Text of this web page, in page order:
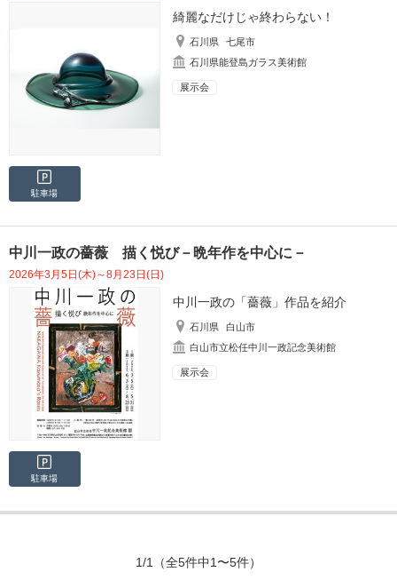
綺麗なだけじゃ終わらない！
石川県
七尾市
石川県能登島ガラス美術館
展示会
駐車場
中川一政の薔薇 描く悦び－晩年作を中心に－
2026年3月5日(木)～8月23日(日)
中川一政の「薔薇」作品を紹介
石川県
白山市
白山市立松任中川一政記念美術館
展示会
駐車場
1/1 （全5件中1〜5件）